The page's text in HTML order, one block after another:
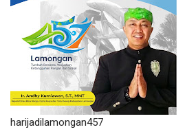
harijadilamongan457